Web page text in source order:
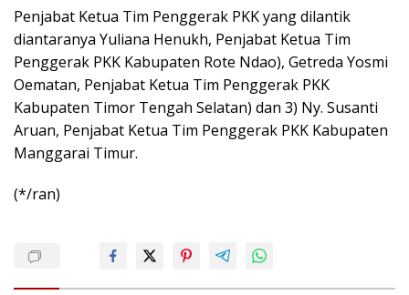
Penjabat Ketua Tim Penggerak PKK yang dilantik
diantaranya Yuliana Henukh, Penjabat Ketua Tim
Penggerak PKK Kabupaten Rote Ndao), Getreda Yosmi
Oematan, Penjabat Ketua Tim Penggerak PKK
Kabupaten Timor Tengah Selatan) dan 3) Ny. Susanti
Aruan, Penjabat Ketua Tim Penggerak PKK Kabupaten
Manggarai Timur.
(*/ran)